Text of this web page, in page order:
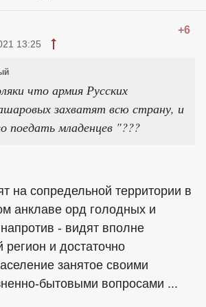
+6
13:25
что армия Русских
захватят всю страну, и
поедать младенцев "???
на сопредельной территории в
анклаве орд голодных и
- видят вполне
и достаточно
занятое своими
бытовыми вопросами ...